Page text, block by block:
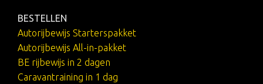
BESTELLEN
Autorijbewijs Starterspakket
Autorijbewijs All-in-pakket
BE rijbewijs in 2 dagen
Caravantraining in 1 dag